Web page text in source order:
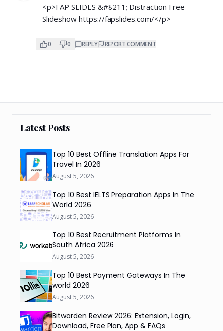
<p>FAP SLIDES &#8211; Distraction Free
Slideshow https://fapslides.com/</p>
0 0 REPLY REPORT COMMENT
Latest Posts
Top 10 Best Offline Translation Apps For
Travel In 2026
August 5, 2026
Top 10 Best IELTS Preparation Apps In The
World 2026
August 5, 2026
Top 10 Best Recruitment Platforms In
South Africa 2026
August 5, 2026
Top 10 Best Payment Gateways In The
world 2026
August 5, 2026
Bitwarden Review 2026: Extension, Login,
Download, Free Plan, App & FAQs